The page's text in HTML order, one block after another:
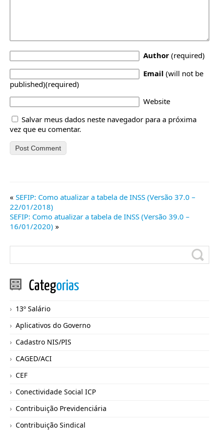
Author (required)
Email (will not be
published)(required)
Website
Salvar meus dados neste navegador para a próxima
vez que eu comentar.
« SEFIP: Como atualizar a tabela de INSS (Versão 37.0 –
22/01/2018)
SEFIP: Como atualizar a tabela de INSS (Versão 39.0 –
16/01/2020) »
Categorias
13º Salário
Aplicativos do Governo
Cadastro NIS/PIS
CAGED/ACI
CEF
Conectividade Social ICP
Contribuição Previdenciária
Contribuição Sindical